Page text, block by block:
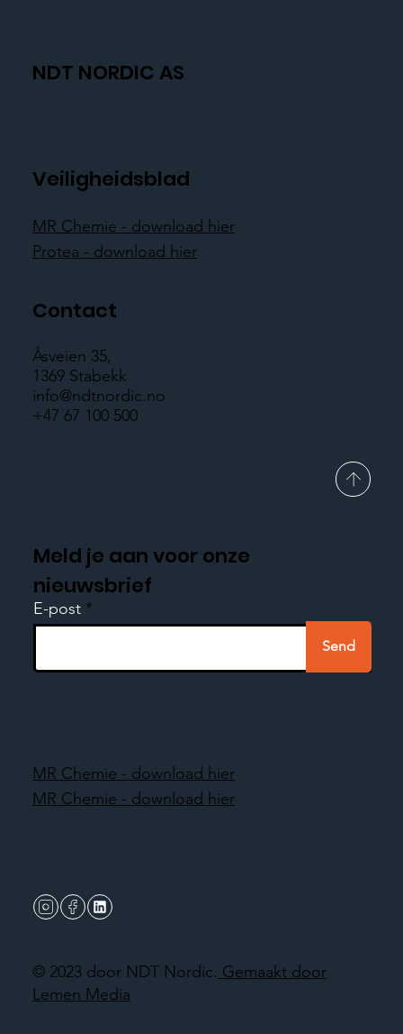
NDT NORDIC AS
Veiligheidsblad
MR Chemie - download hier
Protea - download hier
Contact
Åsveien 35,
1369 Stabekk
info@ndtnordic.no
+47 67 100 500
Meld je aan voor onze
nieuwsbrief
E-post
Send
© 2023 door NDT Nordic. Gemaakt door
Lemen Media
MR Chemie - download hier
MR Chemie - download hier